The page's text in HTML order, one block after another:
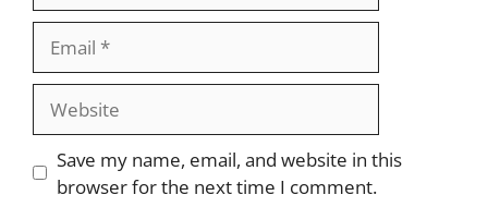
Website
Save my name, email, and website in this
browser for the next time I comment.